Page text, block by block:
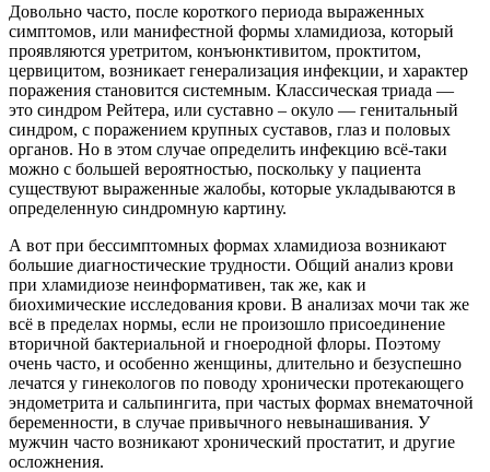
Довольно часто, после короткого периода выраженных
симптомов, или манифестной формы хламидиоза, который
проявляются уретритом, конъюнктивитом, проктитом,
цервицитом, возникает генерализация инфекции, и характер
поражения становится системным. Классическая триада —
это синдром Рейтера, или суставно – окуло — генитальный
синдром, с поражением крупных суставов, глаз и половых
органов. Но в этом случае определить инфекцию всё-таки
можно с большей вероятностью, поскольку у пациента
существуют выраженные жалобы, которые укладываются в
определенную синдромную картину.
А вот при бессимптомных формах хламидиоза возникают
большие диагностические трудности. Общий анализ крови
при хламидиозе неинформативен, так же, как и
биохимические исследования крови. В анализах мочи так же
всё в пределах нормы, если не произошло присоединение
вторичной бактериальной и гноеродной флоры. Поэтому
очень часто, и особенно женщины, длительно и безуспешно
лечатся у гинекологов по поводу хронически протекающего
эндометрита и сальпингита, при частых формах внематочной
беременности, в случае привычного невынашивания. У
мужчин часто возникают хронический простатит, и другие
осложнения.